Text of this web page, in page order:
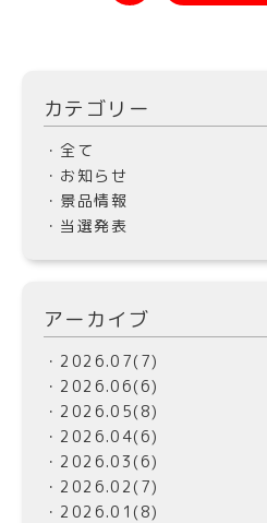
カテゴリー
・全て
・お知らせ
・景品情報
・当選発表
アーカイブ
・2026.07(7)
・2026.06(6)
・2026.05(8)
・2026.04(6)
・2026.03(6)
・2026.02(7)
・2026.01(8)